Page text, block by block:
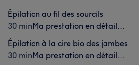
Épilation au fil des sourcils
30 minMa prestation en détail...
Épilation à la cire bio des jambes
30 minMa prestation en détail...